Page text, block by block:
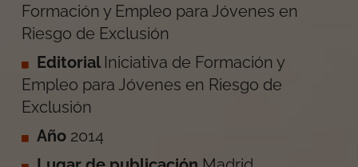
Formación y Empleo para Jóvenes en
Riesgo de Exclusión
Editorial Iniciativa de Formación y
Empleo para Jóvenes en Riesgo de
Exclusión
Año 2014